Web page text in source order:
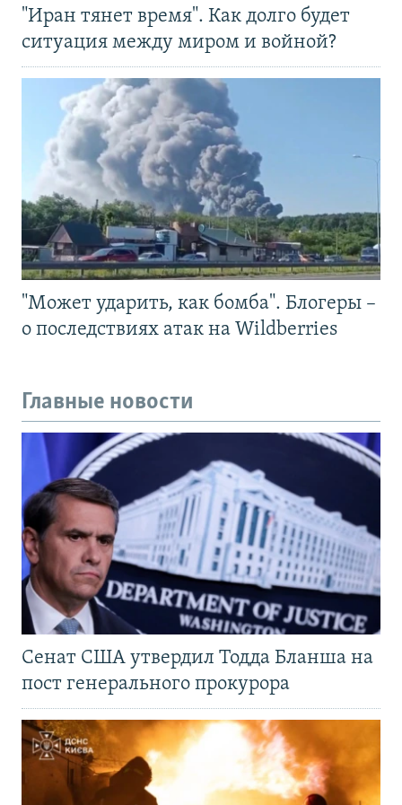
"Иран тянет время". Как долго будет
ситуация между миром и войной?
"Может ударить, как бомба". Блогеры –
о последствиях атак на Wildberries
Главные новости
Сенат США утвердил Тодда Бланша на
пост генерального прокурора